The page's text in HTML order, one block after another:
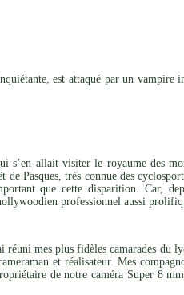
est attaqué par un vampire
s’en allait visiter le royaume des
Pasques, très connue des
que cette disparition. Car,
professionnel aussi
mes plus fidèles camarades du
et réalisateur. Mes
de notre caméra Super 8